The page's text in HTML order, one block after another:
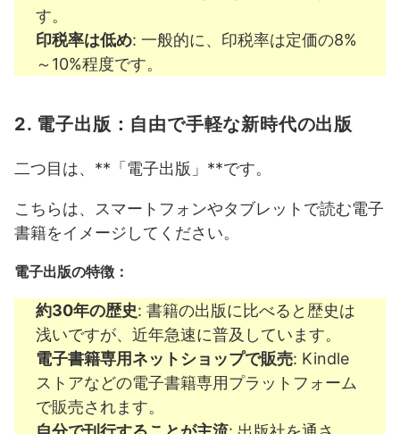
す。
印税率は低め: 一般的に、印税率は定価の8%
～10%程度です。
2. 電子出版：自由で手軽な新時代の出版
二つ目は、**「電子出版」**です。
こちらは、スマートフォンやタブレットで読む電子
書籍をイメージしてください。
電子出版の特徴：
約30年の歴史: 書籍の出版に比べると歴史は
浅いですが、近年急速に普及しています。
電子書籍専用ネットショップで販売: Kindle
ストアなどの電子書籍専用プラットフォーム
で販売されます。